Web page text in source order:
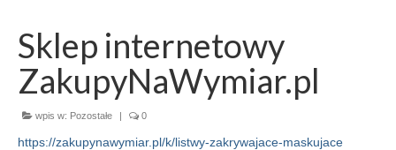
Sklep internetowy
ZakupyNaWymiar.pl
wpis w: Pozostałe | 0
https://zakupynawymiar.pl/k/listwy-zakrywajace-maskujace